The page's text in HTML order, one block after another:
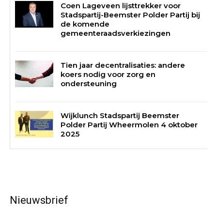
Coen Lageveen lijsttrekker voor
Stadspartij-Beemster Polder Partij bij
de komende
gemeenteraadsverkiezingen
Tien jaar decentralisaties: andere
koers nodig voor zorg en
ondersteuning
Wijklunch Stadspartij Beemster
Polder Partij Wheermolen 4 oktober
2025
Nieuwsbrief